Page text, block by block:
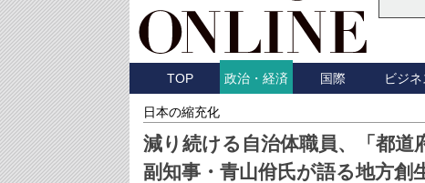
TOP 政治・経済 国際 ビジネ
日本の縮充化
減り続ける自治体職員、「都道
副知事・青山佾氏が語る地方創